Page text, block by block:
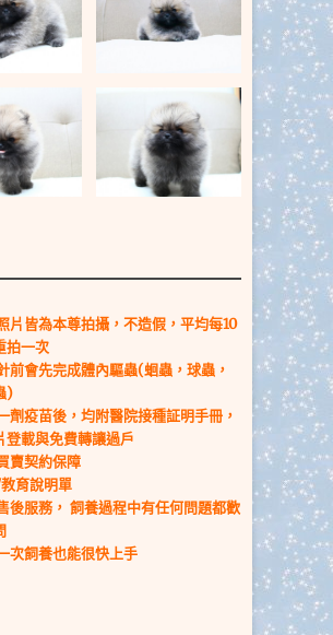
片皆為本尊拍攝，不造假，平均每10
拍一次
前會先完成體內驅蟲(蛔蟲，球蟲，
)
劑疫苗後，均附醫院接種証明手冊 ，
登載與免費轉讓過戶
賣契約保障
育說明單
後服務， 飼養過程中有任何問題都歡
次飼養也能很快上手